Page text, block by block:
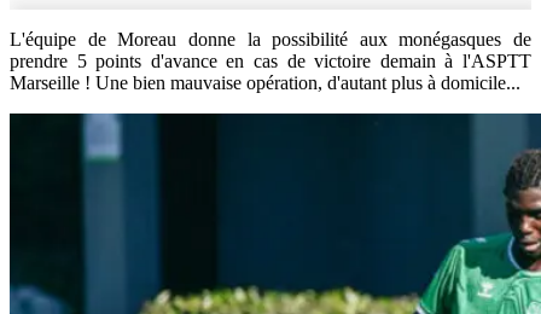
L'équipe de Moreau donne la possibilité aux monégasques de
prendre 5 points d'avance en cas de victoire demain à l'ASPTT
Marseille ! Une bien mauvaise opération, d'autant plus à domicile...